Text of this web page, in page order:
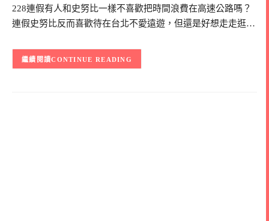
228連假有人和史努比一樣不喜歡把時間浪費在高速公路嗎？
連假史努比反而喜歡待在台北不愛遠遊，但還是好想走走逛…
CONTINUE READING